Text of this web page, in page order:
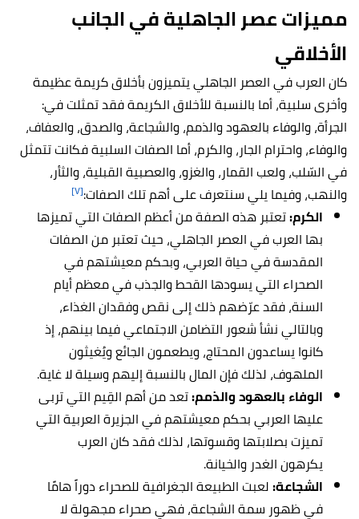
مميزات عصر الجاهلية في الجانب
الأخلاقي
كان العرب في العصر الجاهلي يتميزون بأخلاق كريمة عظيمة
وأخرى سلبية، أما بالنسبة للأخلاق الكريمة فقد تمثلت في:
الجرأة، والوفاء بالعهود والذمم، والشجاعة، والصدق، والعفاف،
والوفاء، واحترام الجار، والكرم، أما الصفات السلبية فكانت تتمثل
في السّلب، ولعب القمار، والغزو، والعصبية القبلية، والثأر،
والنهب، وفيما يلي سنتعرف على أهم تلك الصفات:[٧]
الكرم:تعتبر هذه الصفة من أعظم الصفات التي تميزها
بها العرب في العصر الجاهلي، حيث تعتبر من الصفات
المقدسة في حياة العربي، وبحكم معيشتهم في
الصحراء التي يسودها القحط والجذب في معظم أيام
السنة، فقد عرّضهم ذلك إلى نقص وفقدان الغذاء،
وبالتالي نشأ شعور التضامن الاجتماعي فيما بينهم، إذ
كانوا يساعدون المحتاج، ويطعمون الجائع ويُغيثون
الملهوف، لذلك فإن المال بالنسبة إليهم وسيلة لا غاية.
الوفاء بالعهود والذمم:تعد من أهم القِيم التي تربى
عليها العربي بحكم معيشتهم في الجزيرة العربية التي
تميزت بصلابتها وقسوتها، لذلك فقد كان العرب
يكرهون الغدر والخيانة.
الشجاعة:لعبت الطبيعة الجغرافية للصحراء دوراً هامًا
في ظهور سمة الشجاعة، فهي صحراء مجهولة لا